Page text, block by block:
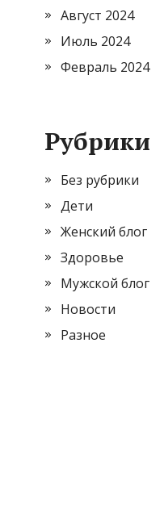
Август 2024
Июль 2024
Февраль 2024
Рубрики
Без рубрики
Дети
Женский блог
Здоровье
Мужской блог
Новости
Разное